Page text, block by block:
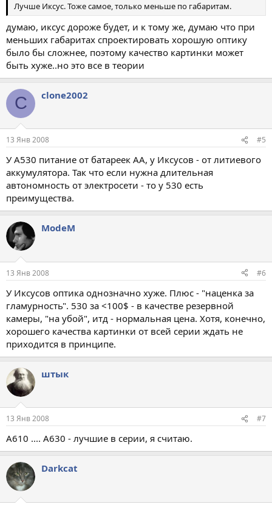
Лучше Иксус. Тоже самое, только меньше по габаритам.
думаю, иксус дороже будет, и к тому же, думаю что при
меньших габаритах спроектировать хорошую оптику
было бы сложнее, поэтому качество картинки может
быть хуже..но это все в теории
C clone2002
13 Янв 2008 #5
У А530 питание от батареек АА, у Иксусов - от литиевого
аккумулятора. Так что если нужна длительная
автономность от электросети - то у 530 есть
преимущества.
ModeM
13 Янв 2008 #6
У Иксусов оптика однозначно хуже. Плюс - "наценка за
гламурность". 530 за <100$ - в качестве резервной
камеры, "на убой", итд - нормальная цена. Хотя, конечно,
хорошего качества картинки от всей серии ждать не
приходится в принципе.
штык
13 Янв 2008 #7
А610 .... А630 - лучшие в серии, я считаю.
Darkcat